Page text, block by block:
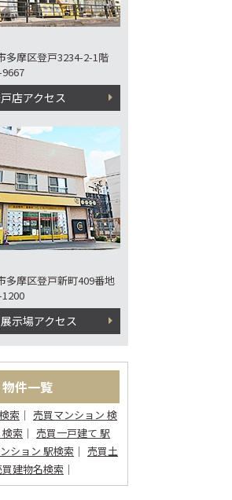
多摩区登戸3234-2-1階
店アクセス
多摩区登戸新町409番地
示場アクセス
物件一覧
索
売買マンション 検
索
売買一戸建て 駅
ション 駅検索
売買土
買建物名検索